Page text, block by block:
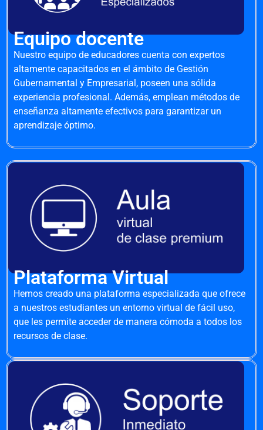
Equipo docente
Nuestro equipo de educadores cuenta con expertos
altamente capacitados en el ámbito de Gestión
Gubernamental y Empresarial, poseen una sólida
experiencia profesional. Además, emplean métodos de
enseñanza altamente efectivos para garantizar un
aprendizaje óptimo.
Plataforma Virtual
Hemos creado una plataforma especializada que ofrece
a nuestros estudiantes un entorno virtual de fácil uso,
que les permite acceder de manera cómoda a todos los
recursos de clase.